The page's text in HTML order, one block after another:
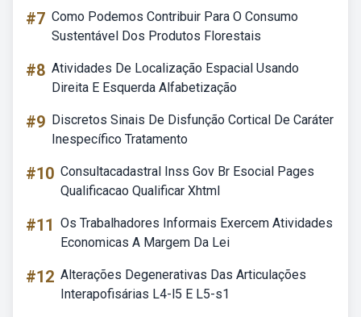
#7 Como Podemos Contribuir Para O Consumo
Sustentável Dos Produtos Florestais
#8 Atividades De Localização Espacial Usando
Direita E Esquerda Alfabetização
#9 Discretos Sinais De Disfunção Cortical De Caráter
Inespecífico Tratamento
#10 Consultacadastral Inss Gov Br Esocial Pages
Qualificacao Qualificar Xhtml
#11 Os Trabalhadores Informais Exercem Atividades
Economicas A Margem Da Lei
#12 Alterações Degenerativas Das Articulações
Interapofisárias L4-l5 E L5-s1